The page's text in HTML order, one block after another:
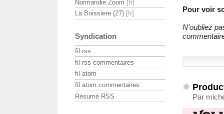
Pour voir
N'oubliez
Par
Normandie Zoom
La Boissiere (27)
Syndication
fil rss
fil rss commentaires
fil atom
fil atom commentaires
Résumé RSS